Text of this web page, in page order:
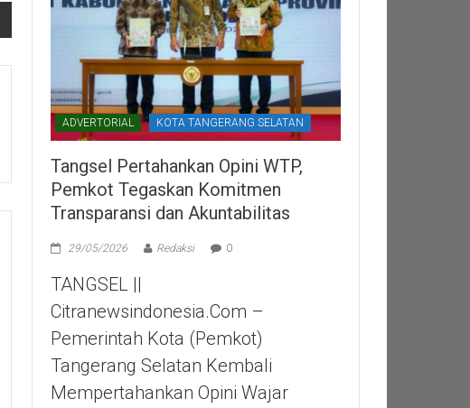
ADVERTORIAL KOTA TANGERANG SELATAN
Tangsel Pertahankan Opini WTP,
Pemkot Tegaskan Komitmen
Transparansi dan Akuntabilitas
29/05/2026 Redaksi 0
TANGSEL ||
Citranewsindonesia.com –
Pemerintah Kota (Pemkot)
Tangerang Selatan Kembali
Mempertahankan Opini Wajar